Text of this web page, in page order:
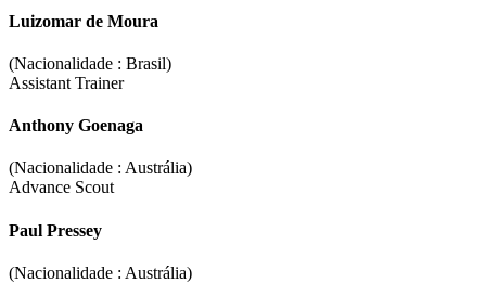
Luizomar de Moura
(Nacionalidade : Brasil)
Assistant Trainer
Anthony Goenaga
(Nacionalidade : Austrália)
Advance Scout
Paul Pressey
(Nacionalidade : Austrália)